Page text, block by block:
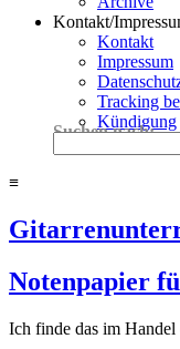
Kontakt/
Kontakt
Impressum
Tracking
Kündigung
Suchen nach:
≡
Notenpapier
Ich finde das im